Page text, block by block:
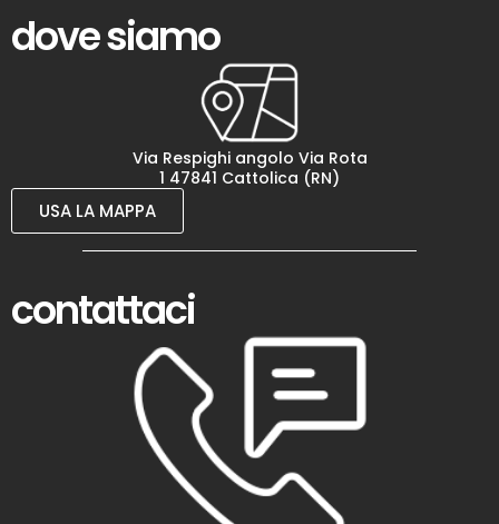
dove siamo
Via Respighi angolo Via Rota
1 47841 Cattolica (RN)
USA LA MAPPA
contattaci